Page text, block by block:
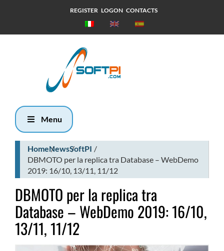
REGISTER LOGON CONTACTS
Menu
HomeNewsSoftPI
DBMOTO per la replica tra Database – WebDemo
2019: 16/10, 13/11, 11/12
DBMOTO per la replica tra
Database – WebDemo 2019: 16/10,
13/11, 11/12